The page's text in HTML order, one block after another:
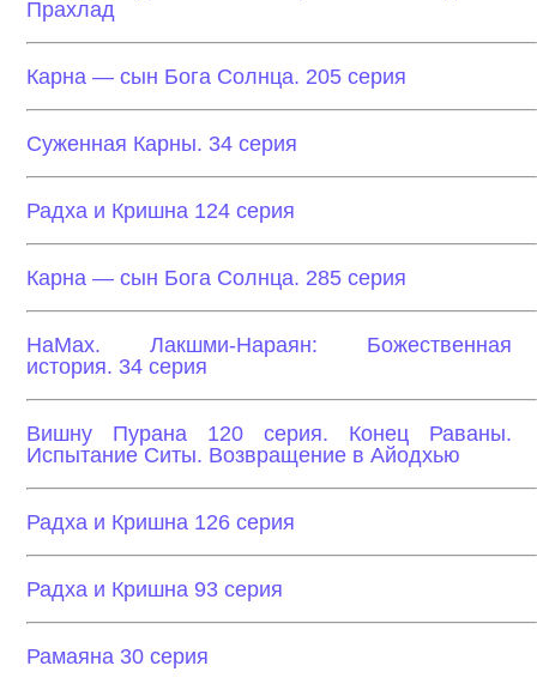
Прахлад
Карна — сын Бога Солнца. 205 серия
Суженная Карны. 34 серия
Радха и Кришна 124 серия
Карна — сын Бога Солнца. 285 серия
НаМах. Лакшми-Нараян: Божественная
история. 34 серия
Вишну Пурана 120 серия. Конец Раваны.
Испытание Ситы. Возвращение в Айодхью
Радха и Кришна 126 серия
Радха и Кришна 93 серия
Рамаяна 30 серия